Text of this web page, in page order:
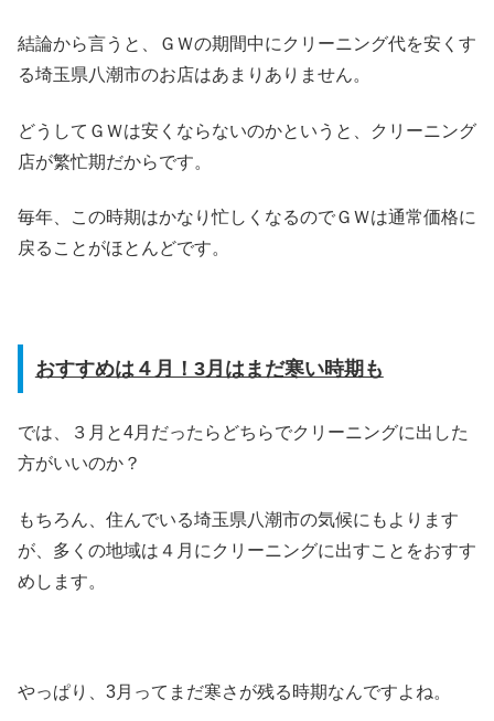
結論から言うと、ＧＷの期間中にクリーニング代を安くす
る埼玉県八潮市のお店はあまりありません。
どうしてＧＷは安くならないのかというと、クリーニング
店が繁忙期だからです。
毎年、この時期はかなり忙しくなるのでＧＷは通常価格に
戻ることがほとんどです。
おすすめは４月！3月はまだ寒い時期も
では、３月と4月だったらどちらでクリーニングに出した
方がいいのか？
もちろん、住んでいる埼玉県八潮市の気候にもよります
が、多くの地域は４月にクリーニングに出すことをおすす
めします。
やっぱり、3月ってまだ寒さが残る時期なんですよね。